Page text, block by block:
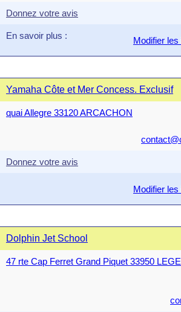
Donnez votre avis
En savoir plus : Modifier les
Yamaha Côte et Mer Concess. Exclusif
quai Allegre 33120 ARCACHON
Donnez votre avis
Modifier les
Dolphin Jet School
47 rte Cap Ferret Grand Piquet 33950